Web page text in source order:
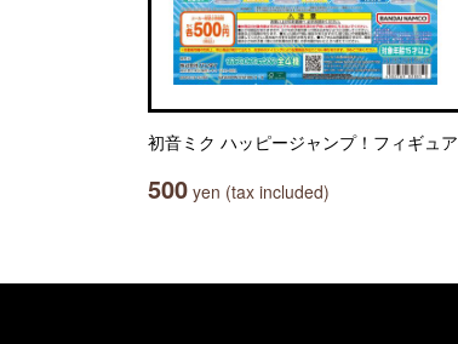
初音ミク ハッピージャンプ！フィギュア
500 yen (tax included)